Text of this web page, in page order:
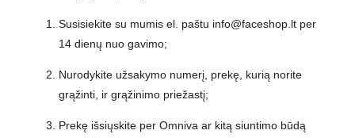
Susisiekite su mumis el. paštu info@faceshop.lt per
14 dienų nuo gavimo;
Nurodykite užsakymo numerį, prekę, kurią norite
grąžinti, ir grąžinimo priežastį;
Prekę išsiųskite per Omniva ar kitą siuntimo būdą